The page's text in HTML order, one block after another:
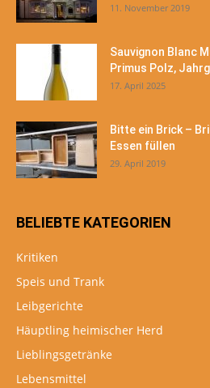
11. November 2019
Sauvignon Blanc
Primus Polz,
17. April 2025
Bitte ein Brick –
Essen füllen
29. April 2019
BELIEBTE KATEGORIEN
Kritiken
Speis und Trank
Leibgerichte
Häuptling heimischer Herd
Lieblingsgetränke
Lebensmittel